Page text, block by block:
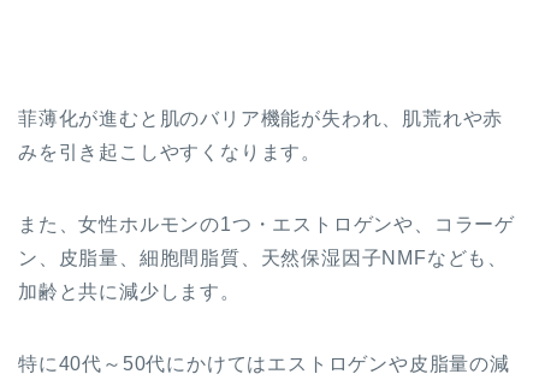
菲薄化が進むと肌のバリア機能が失われ、肌荒れや赤
みを引き起こしやすくなります。
また、女性ホルモンの1つ・エストロゲンや、コラーゲ
ン、皮脂量、細胞間脂質、天然保湿因子NMFなども、
加齢と共に減少します。
特に40代～50代にかけてはエストロゲンや皮脂量の減